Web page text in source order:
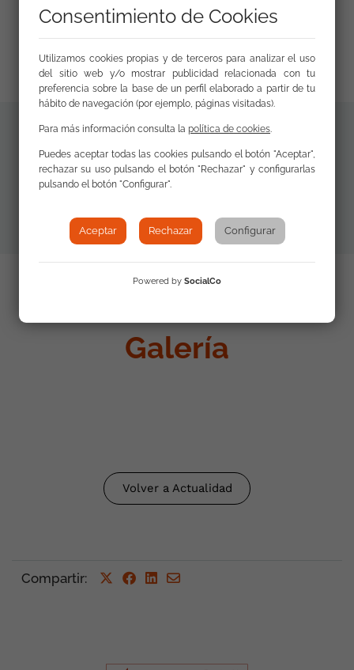
Documentos
de interés
Programa
Galería
Volver a Actualidad
Compartir:
Consentimiento de Cookies
Utilizamos cookies propias y de terceros para analizar el uso
del sitio web y/o mostrar publicidad relacionada con tu
preferencia sobre la base de un perfil elaborado a partir de tu
hábito de navegación (por ejemplo, páginas visitadas).
Para más información consulta la política de cookies
Puedes aceptar todas las cookies pulsando el botón "Aceptar",
rechazar su uso pulsando el botón "Rechazar" y configurarlas
pulsando el botón "Configurar".
Aceptar Rechazar Configurar
Powered by SocialCo